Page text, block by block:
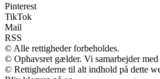
Pinterest
TikTok
Mail
RSS
© Alle rettigheder forbeholdes.
© Ophavsret gælder. Vi samarbejder
© Rettighederne til alt indhold på dette